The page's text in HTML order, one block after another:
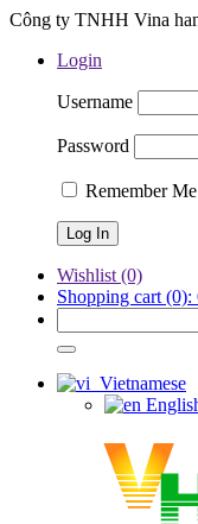
Công ty TNHH Vina
Login
Username
Password
Remember Me
Wishlist (0)
Shopping cart (0):
Vietnamese